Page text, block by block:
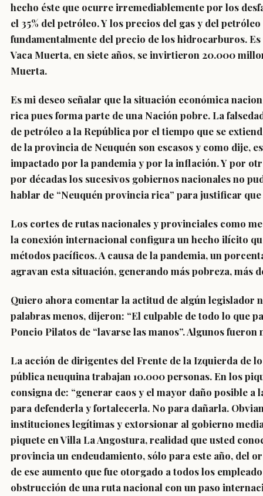
hecho éste que ocurre irremediablemente por los
el 35% del petróleo. Y los precios del gas y del
fundamentalmente del precio de los hidrocarburos.
Vaca Muerta, en siete años, se invirtieron 20.000
Muerta.
Es mi deseo señalar que la situación económica
rica pues forma parte de una Nación pobre. La
de petróleo a la República por el tiempo que se
de la provincia de Neuquén son escasos y como dije,
impactado por la pandemia y por la inflación. Y por
por décadas los sucesivos gobiernos nacionales no
hablar de “Neuquén provincia rica” para justificar
Los cortes de rutas nacionales y provinciales como
la conexión internacional configura un hecho ilícito
métodos pacíficos. A causa de la pandemia, un
agravan esta situación, generando más pobreza,
Quiero ahora comentar la actitud de algún legislador
palabras menos, dijeron: “El culpable de todo lo que
Poncio Pilatos de “lavarse las manos”. Algunos
La acción de dirigentes del Frente de la Izquierda de
pública neuquina trabajan 10.000 personas. En los
consigna de: “generar caos y el mayor daño posible
para defenderla y fortalecerla. No para dañarla.
instituciones legítimas y extorsionar al gobierno
piquete en Villa La Angostura, realidad que usted
provincia un endeudamiento, sólo para este año, del
de ese aumento que fue otorgado a todos los
obstrucción de una ruta nacional con un paso